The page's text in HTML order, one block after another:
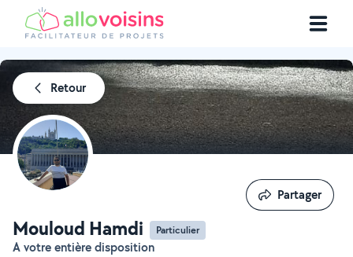
Retour
Mouloud Hamdi Particulier
A votre entière disposition
Partager
Partager